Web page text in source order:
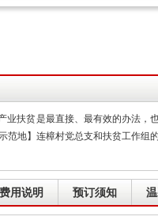
业扶贫是最直接、最有效的办法
范地】连樟村党总支和扶贫工作
费用说明 预订须知